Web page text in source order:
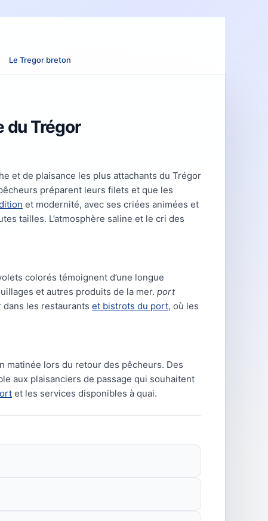
Le Tregor breton
du Trégor
et de plaisance les plus attachants du Trégor
préparent leurs filets et que les
et modernité, avec ses criées animées et
tailles. L’atmosphère saline et le cri des
colorés témoignent d’une longue
et autres produits de la mer. port
dans les restaurants et bistrots du port, où les
matinée lors du retour des pêcheurs. Des
aux plaisanciers de passage qui souhaitent
et les services disponibles à quai.